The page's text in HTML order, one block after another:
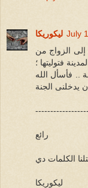
ليكوريكا July
الزواج من
فتوليتها ؛
.. فأسأل الله
يدخلنى الجنة
رائع
الكلمات دي
ليكوريكا